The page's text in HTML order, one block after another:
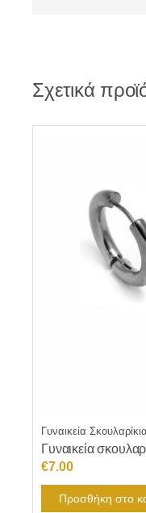
Σχετικά
Γυναικεία Σκουλαρίκια
Γυναικεία
€7.00
Προσθήκη στο